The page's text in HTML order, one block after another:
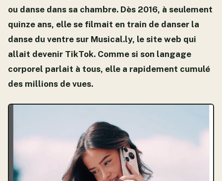
ou danse dans sa chambre. Dès 2016, à seulement
quinze ans, elle se filmait en train de danser la
danse du ventre sur Musical.ly, le site web qui
allait devenir TikTok. Comme si son langage
corporel parlait à tous, elle a rapidement cumulé
des millions de vues.